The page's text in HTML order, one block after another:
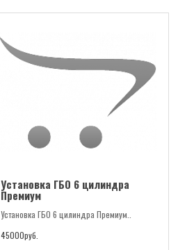
Установка ГБО 6 цилиндра
Премиум
Установка ГБО 6 цилиндра Премиум..
45000руб.